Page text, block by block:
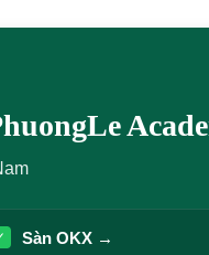
Sàn OKX →